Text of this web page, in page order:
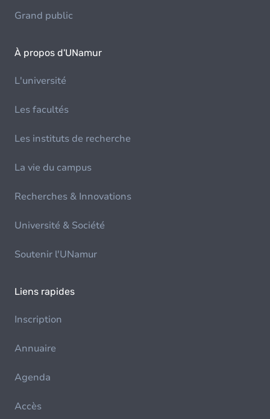
Grand public
À propos d'UNamur
L'université
Les facultés
Les instituts de recherche
La vie du campus
Recherches & Innovations
Université & Société
Soutenir l'UNamur
Liens rapides
Inscription
Annuaire
Agenda
Accès